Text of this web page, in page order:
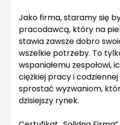
Jako firma, staramy się
pracodawcą, który na
stawia zawsze dobro
wszelkie potrzeby. To
wspaniałemu zespołowi,
ciężkiej pracy i
sprostać wyzwaniom,
dzisiejszy rynek.